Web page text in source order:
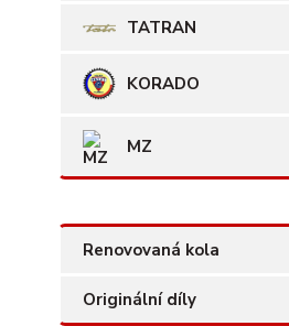
TATRAN
KORADO
MZ
Renovovaná kola
Originální díly